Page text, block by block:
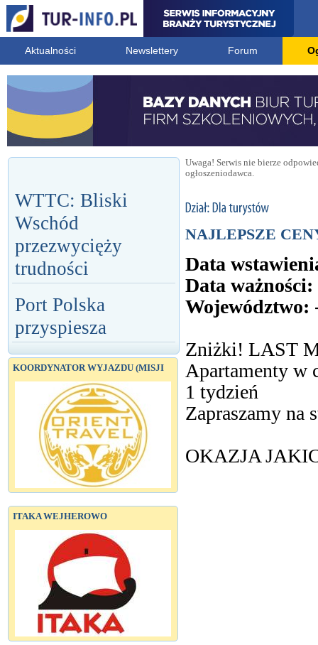
Aktualności Newslettery Forum
WTTC: Bliski
Wschód
przezwycięży
trudności
Port Polska
przyspiesza
KOORDYNATOR WYJAZDU (MISJI
ITAKA WEJHEROWO
Uwaga! Serwis nie bierze
ogłoszeniodawca.
NAJLEPSZE
Data
Data ważności:
Województwo:
Zniżki! LAST
Apartamenty w
1 tydzień
Zapraszamy na
OKAZJA